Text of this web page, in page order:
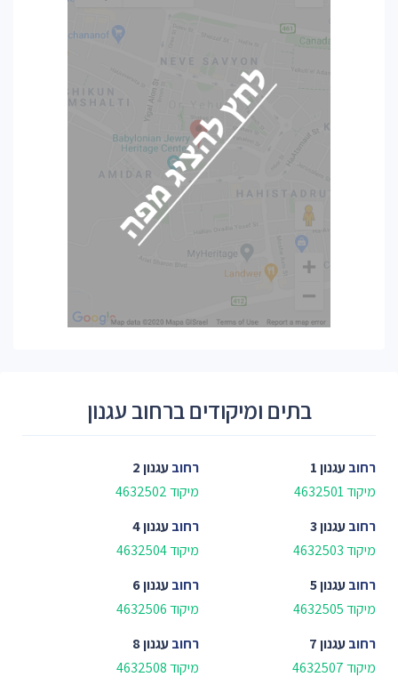
בתים ומיקודים ברחוב עגנון
רחובעגנון 1
מיקוד 4632501
רחובעגנון 2
מיקוד 4632502
רחובעגנון 3
מיקוד 4632503
רחובעגנון 4
מיקוד 4632504
רחובעגנון 5
מיקוד 4632505
רחובעגנון 6
מיקוד 4632506
רחובעגנון 7
מיקוד 4632507
רחובעגנון 8
מיקוד 4632508